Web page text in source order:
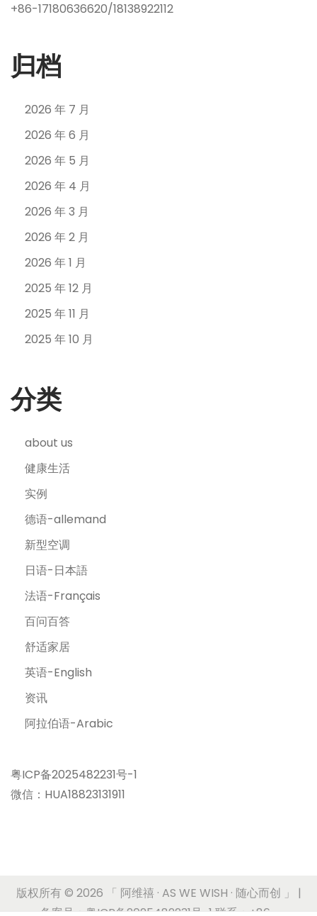
+86-17180636620/18138922112
归档
2026 年 7 月
2026 年 6 月
2026 年 5 月
2026 年 4 月
2026 年 3 月
2026 年 2 月
2026 年 1 月
2025 年 12 月
2025 年 11 月
2025 年 10 月
分类
about us
健康生活
实例
德语-allemand
新型空调
日语-日本語
法语-Français
百问百答
舒适家居
英语-English
资讯
阿拉伯语-Arabic
粤ICP备2025482231号-1
微信：HUA18823131911
版权所有 © 2026 「 阿维禧 · AS WE WISH · 随心而创 」
|